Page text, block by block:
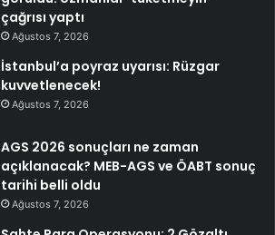
çağrısı yaptı
Ağustos 7, 2026
İstanbul’a poyraz uyarısı: Rüzgar
kuvvetlenecek!
Ağustos 7, 2026
AGS 2026 sonuçları ne zaman
açıklanacak? MEB-AGS ve ÖABT sonuç
tarihi belli oldu
Ağustos 7, 2026